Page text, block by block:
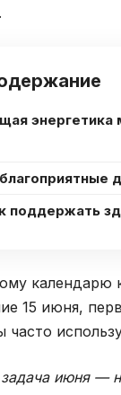
энергетика
поддержать
календарю
15 июня,
часто
июня —